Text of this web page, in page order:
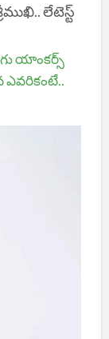
లేటెస్ట్
యాంక‌ర్స్
ఎవ‌రికంటే..